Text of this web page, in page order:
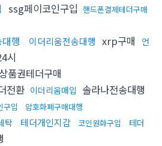
ssg페이코인구입 핸드폰결제테더구매
행 이더리움전송대행 xrp구매
언
시
품권테더구매
전환 이더리움매입 솔라나전송대행
구입 암호화폐구매대행
탁 테더개인지갑 코인원화구입
테더